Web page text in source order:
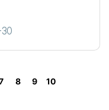
페이지
8
페이지
9
페이지
10
페이지